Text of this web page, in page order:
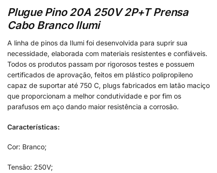
Plugue Pino 20A 250V 2P+T Prensa
Cabo Branco Ilumi
A linha de pinos da Ilumi foi desenvolvida para suprir sua
necessidade, elaborada com materiais resistentes e confiáveis.
Todos os produtos passam por rigorosos testes e possuem
certificados de aprovação, feitos em plástico polipropileno
capaz de suportar até 750 C, plugs fabricados em latão maciço
que proporcionam a melhor condutividade e por fim os
parafusos em aço dando maior resistência a corrosão.
Características:
Cor: Branco;
Tensão: 250V;